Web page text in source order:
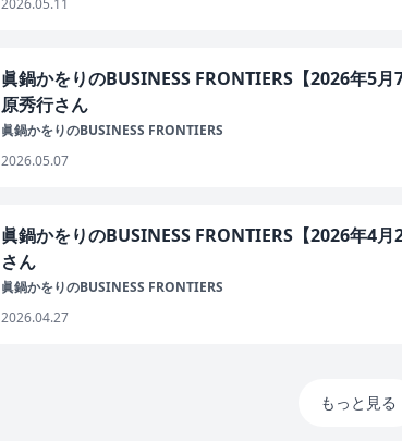
2026.05.11
眞鍋かをりのBUSINESS FRONTIERS【2026年
原秀行さん
眞鍋かをりのBUSINESS FRONTIERS
2026.05.07
眞鍋かをりのBUSINESS FRONTIERS【2026年
さん
眞鍋かをりのBUSINESS FRONTIERS
2026.04.27
もっと見る